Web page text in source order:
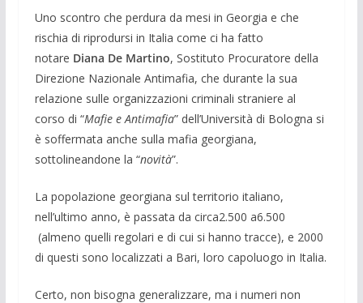
Uno scontro che perdura da mesi in Georgia e che
rischia di riprodursi in Italia come ci ha fatto
notare Diana De Martino, Sostituto Procuratore della
Direzione Nazionale Antimafia, che durante la sua
relazione sulle organizzazioni criminali straniere al
corso di “Mafie e Antimafia” dell’Università di Bologna si
è soffermata anche sulla mafia georgiana,
sottolineandone la “novità”.
La popolazione georgiana sul territorio italiano,
nell’ultimo anno, è passata da circa2.500 a6.500
(almeno quelli regolari e di cui si hanno tracce), e 2000
di questi sono localizzati a Bari, loro capoluogo in Italia.
Certo, non bisogna generalizzare, ma i numeri non